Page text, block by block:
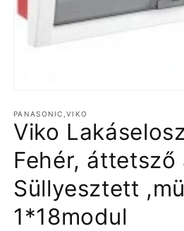
megnyitása
a
modális
PANASONIC,VIKO
Viko
Fehér, áttetsző
Süllyesztett
1*18modul